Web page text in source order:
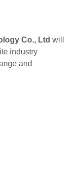
Co., Ltdwill
industry
and